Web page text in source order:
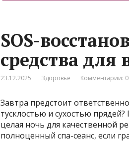
SOS-
средства для
23.12.2025 Здоровье Комментарии: 0
Завтра предстоит
тусклостью и сухостью
целая ночь для качественной
полноценный спа-сеанс, если